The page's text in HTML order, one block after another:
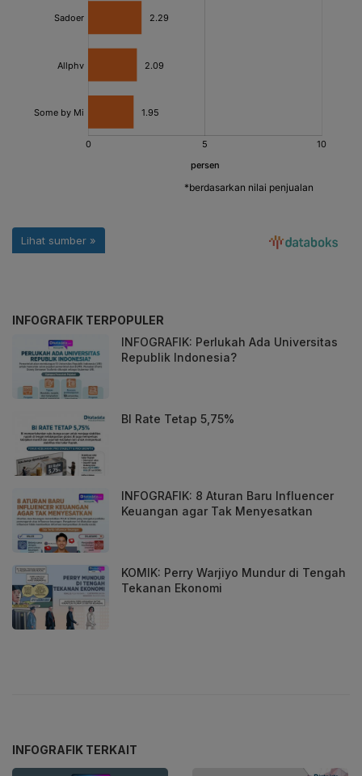
INFOGRAFIK TERPOPULER
INFOGRAFIK: Perlukah Ada Universitas
Republik Indonesia?
BI Rate Tetap 5,75%
INFOGRAFIK: 8 Aturan Baru Influencer
Keuangan agar Tak Menyesatkan
KOMIK: Perry Warjiyo Mundur di Tengah
Tekanan Ekonomi
INFOGRAFIK TERKAIT